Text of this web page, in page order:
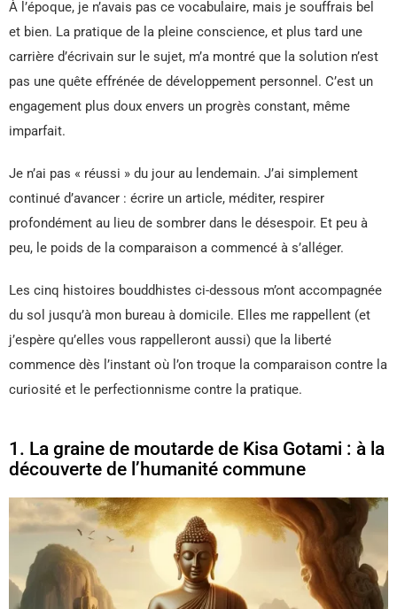
À l’époque, je n’avais pas ce vocabulaire, mais je souffrais bel
et bien. La pratique de la pleine conscience, et plus tard une
carrière d’écrivain sur le sujet, m’a montré que la solution n’est
pas une quête effrénée de développement personnel. C’est un
engagement plus doux envers un progrès constant, même
imparfait.
Je n’ai pas « réussi » du jour au lendemain. J’ai simplement
continué d’avancer : écrire un article, méditer, respirer
profondément au lieu de sombrer dans le désespoir. Et peu à
peu, le poids de la comparaison a commencé à s’alléger.
Les cinq histoires bouddhistes ci-dessous m’ont accompagnée
du sol jusqu’à mon bureau à domicile. Elles me rappellent (et
j’espère qu’elles vous rappelleront aussi) que la liberté
commence dès l’instant où l’on troque la comparaison contre la
curiosité et le perfectionnisme contre la pratique.
1. La graine de moutarde de Kisa Gotami : à la
découverte de l’humanité commune